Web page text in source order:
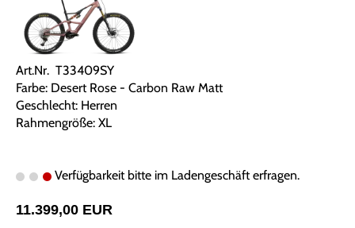
Art.Nr. T33409SY
Farbe: Desert Rose - Carbon Raw Matt
Geschlecht: Herren
Rahmengröße: XL
Verfügbarkeit bitte im Ladengeschäft erfragen.
11.399,00 EUR